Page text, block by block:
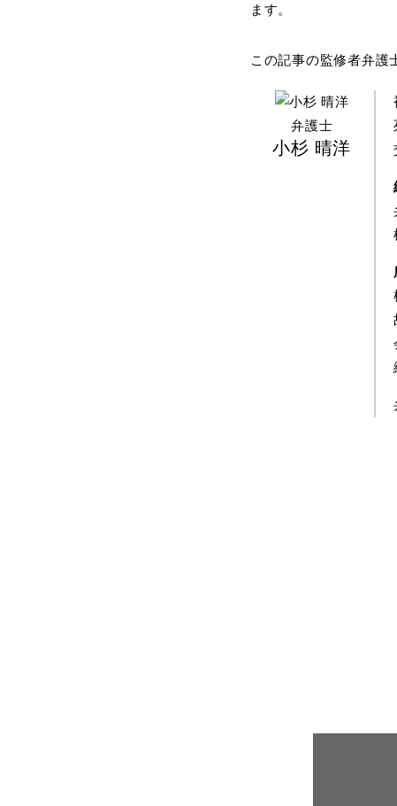
ます。
この記事の監修者弁護
弁護士
小杉 晴洋